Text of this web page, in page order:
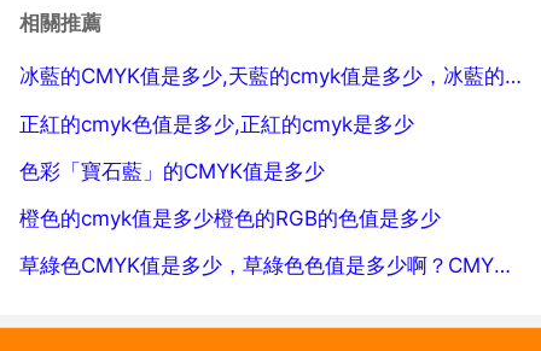
裝，染髮等地方。融合了紅色熱情與黑色壓抑的酒紅
相關推薦
冰藍的CMYK值是多少,天藍的cmyk值是多少，冰藍的cmyk值是多少？
正紅的cmyk色值是多少,正紅的cmyk是多少
色彩「寶石藍」的CMYK值是多少
橙色的cmyk值是多少橙色的RGB的色值是多少
草綠色CMYK值是多少，草綠色色值是多少啊？CMYK的！！